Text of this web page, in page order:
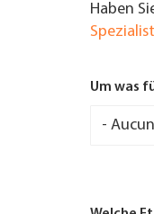
Haben
Um was